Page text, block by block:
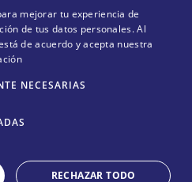
mejorar tu experiencia de
de tus datos personales. Al
de acuerdo y acepta nuestra
NECESARIAS
RECHAZAR TODO